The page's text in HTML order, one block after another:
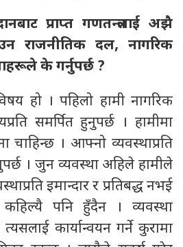
प्राप्त गणतन्त्रलाई अझै
राजनीतिक दल, नागरिक
के गर्नुपर्छ ?
हो । पहिलो हामी नागरिक
समर्पित हुनुपर्छ । हामीमा
चाहिन्छ । आफ्नो व्यवस्थाप्रति
। जुन व्यवस्था अहिले हामीले
इमान्दार र प्रतिबद्ध नभई
पनि हुँदैन । व्यवस्था
कार्यान्वयन गर्ने कुरामा